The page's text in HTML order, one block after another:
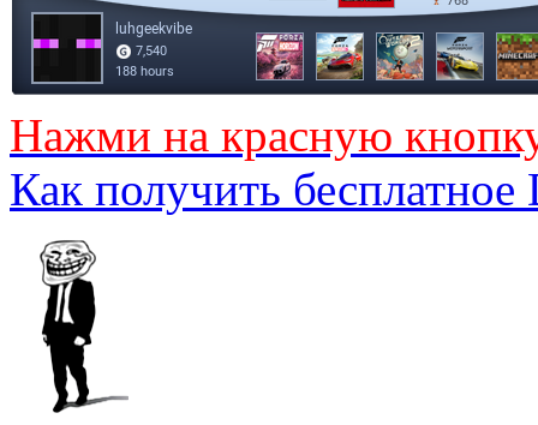
Нажми на красную
Как получить